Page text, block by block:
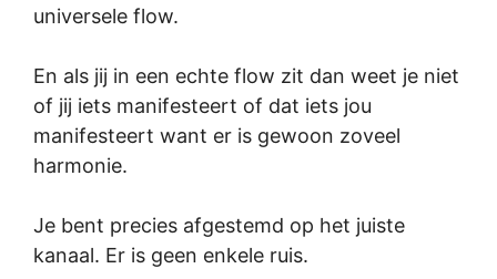
universele flow.
En als jij in een echte flow zit dan weet je niet
of jij iets manifesteert of dat iets jou
manifesteert want er is gewoon zoveel
harmonie.
Je bent precies afgestemd op het juiste
kanaal. Er is geen enkele ruis.